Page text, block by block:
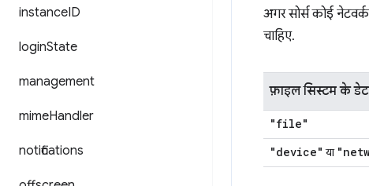
instanceID
loginState
management
mimeHandler
notifications
अगर सोर्स कोई
चाहिए.
फ़ाइल सिस्टम के
"file"
"device" या